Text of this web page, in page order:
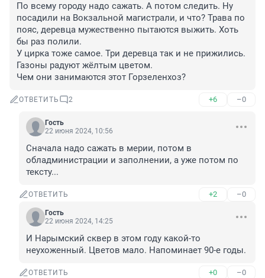
По всему городу надо сажать. А потом следить. Ну
посадили на Вокзальной магистрали, и что? Трава по
пояс, деревца мужественно пытаются выжить. Хоть
бы раз полили.
У цирка тоже самое. Три деревца так и не прижились.
Газоны радуют жёлтым цветом.
Чем они занимаются этот Горзеленхоз?
ОТВЕТИТЬ 2 +6 –0
Гость
22 июня 2024, 10:56
Сначала надо сажать в мерии, потом в
обладминистрации и заполнении, а уже потом по
тексту...
ОТВЕТИТЬ +2 –0
Гость
22 июня 2024, 14:25
И Нарымский сквер в этом году какой-то
неухоженный. Цветов мало. Напоминает 90-е годы.
ОТВЕТИТЬ +0 –0